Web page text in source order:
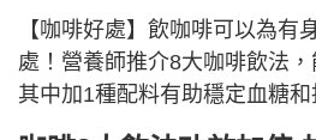
【咖啡好處】飲咖啡可以為有
處！營養師推介8大咖啡飲法，
其中加1種配料有助穩定血糖和